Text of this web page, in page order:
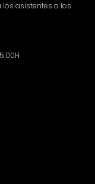
los asistentes a los